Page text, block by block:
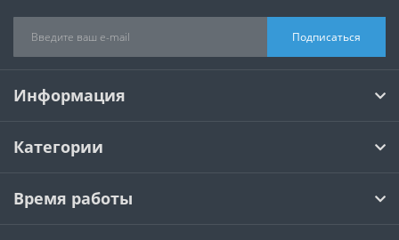
Подписаться
Информация
Категории
Время работы